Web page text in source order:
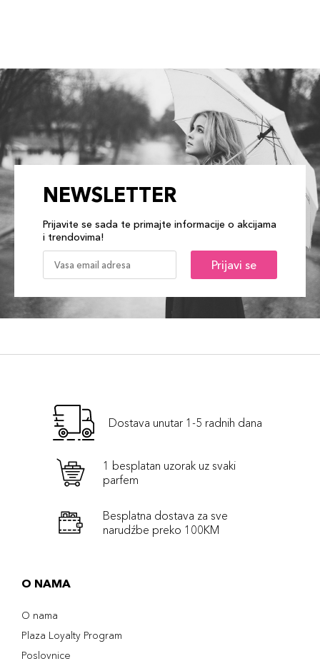
NEWSLETTER
Prijavite se sada te primajte informacije o akcijama
i trendovima!
Prijavi se
Dostava unutar 1-5 radnih dana
1 besplatan uzorak uz svaki
parfem
Besplatna dostava za sve
narudźbe preko 100KM
O NAMA
O nama
Plaza Loyalty Program
Poslovnice